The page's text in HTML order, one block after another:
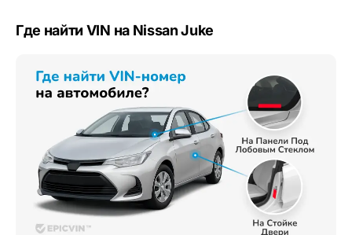
Где найти VIN на Nissan Juke